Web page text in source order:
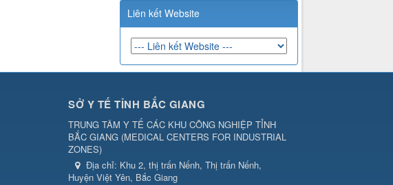
Liên kết Website
SỞ Y TẾ TỈNH BẮC GIANG
TRUNG TÂM Y TẾ CÁC KHU CÔNG NGHIỆP TỈNH
BẮC GIANG (MEDICAL CENTERS FOR INDUSTRIAL
ZONES)
Địa chỉ: Khu 2, thị trấn Nếnh, Thị trấn Nếnh,
Huyện Việt Yên, Bắc Giang